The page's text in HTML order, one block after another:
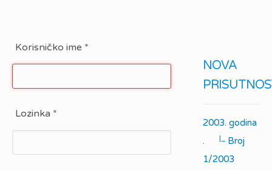
Korisničko ime *
Lozinka *
NOVA
2003. godina
.
|_ Broj
1/2003